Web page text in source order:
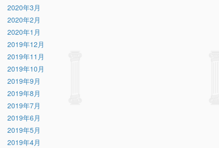
2020年3月
2020年2月
2020年1月
2019年12月
2019年11月
2019年10月
2019年9月
2019年8月
2019年7月
2019年6月
2019年5月
2019年4月